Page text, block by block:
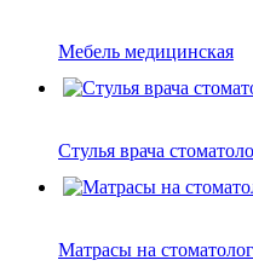
Мебель медицинская
Стулья врача
Матрасы на